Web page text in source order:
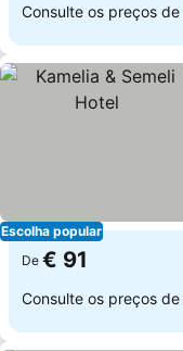
Consulte os preços de
Escolha popular
De € 91
Consulte os preços de